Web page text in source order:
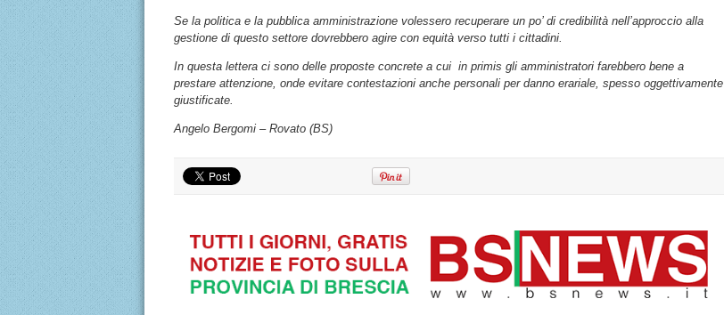
Se la politica e la pubblica amministrazione volessero recuperare un po’ di credibilità nell’approccio alla
gestione di questo settore dovrebbero agire con equità verso tutti i cittadini.
In questa lettera ci sono delle proposte concrete a cui in primis gli amministratori farebbero bene a
prestare attenzione, onde evitare contestazioni anche personali per danno erariale, spesso oggettivamente
giustificate.
Angelo Bergomi – Rovato (BS)